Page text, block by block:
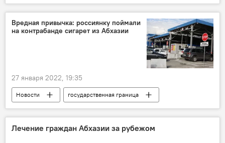
Россия
НАТО США
Вредная привычка: россиянку поймали
на контрабанде сигарет из Абхазии
27 января 2022, 19:35
Новости
государственная граница
контрабанда
В Абхазии сигареты
Лечение граждан Абхазии за рубежом